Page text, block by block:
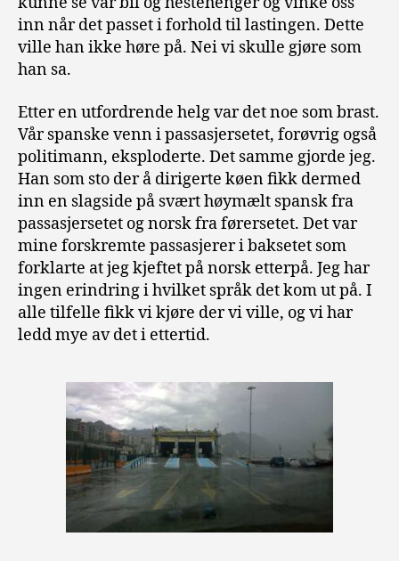
inn når det passet i forhold til lastingen. Dette
ville han ikke høre på. Nei vi skulle gjøre som
han sa.
Etter en utfordrende helg var det noe som brast.
Vår spanske venn i passasjersetet, forøvrig også
politimann, eksploderte. Det samme gjorde jeg.
Han som sto der å dirigerte køen fikk dermed
inn en slagside på svært høymælt spansk fra
passasjersetet og norsk fra førersetet. Det var
mine forskremte passasjerer i baksetet som
forklarte at jeg kjeftet på norsk etterpå. Jeg har
ingen erindring i hvilket språk det kom ut på. I
alle tilfelle fikk vi kjøre der vi ville, og vi har
ledd mye av det i ettertid.